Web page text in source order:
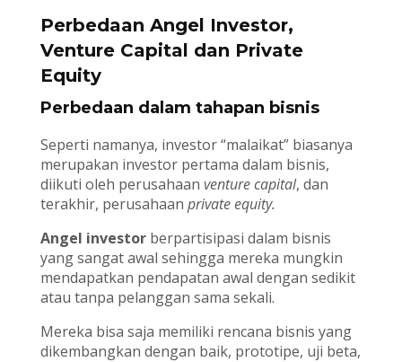
Perbedaan Angel Investor,
Venture Capital dan Private
Equity
Perbedaan dalam tahapan bisnis
Seperti namanya, investor “malaikat” biasanya
merupakan investor pertama dalam bisnis,
diikuti oleh perusahaan venture capital, dan
terakhir, perusahaan private equity.
Angel investorberpartisipasi dalam bisnis
yang sangat awal sehingga mereka mungkin
mendapatkan pendapatan awal dengan sedikit
atau tanpa pelanggan sama sekali.
Mereka bisa saja memiliki rencana bisnis yang
dikembangkan dengan baik, prototipe, uji beta,